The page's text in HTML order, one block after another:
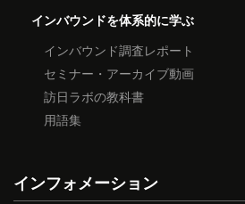
インバウンドを体系的に学ぶ
インバウンド調査レポート
セミナー・アーカイブ動画
訪日ラボの教科書
用語集
インフォメーション